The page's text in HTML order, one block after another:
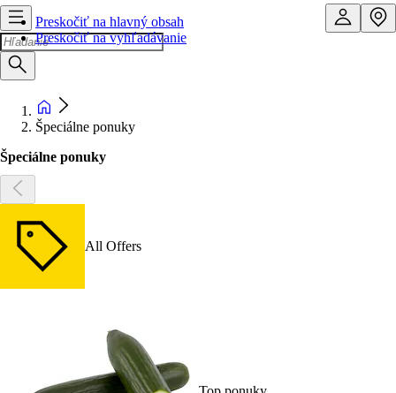
Preskočiť na hlavný obsah
Preskočiť na vyhľadávanie
Špeciálne ponuky
Špeciálne ponuky
All Offers